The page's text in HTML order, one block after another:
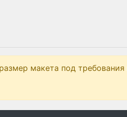
макета под